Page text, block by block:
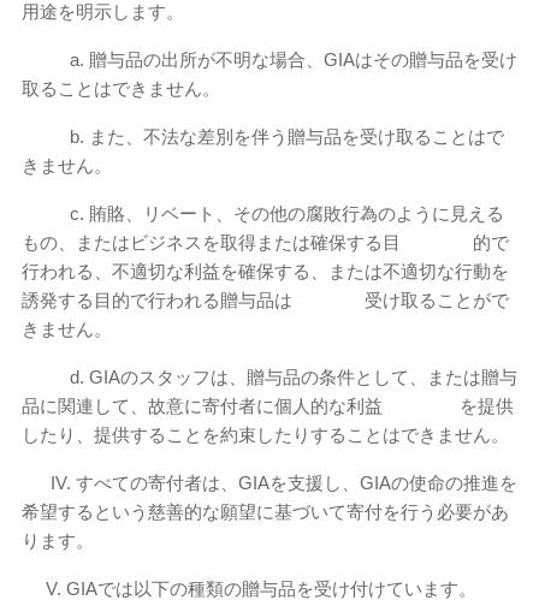
用途を明示します。
a. 贈与品の出所が不明な場合、GIAはその贈与品を受け
取ることはできません。
b. また、不法な差別を伴う贈与品を受け取ることはで
きません。
c. 賄賂、リベート、その他の腐敗行為のように見える
もの、またはビジネスを取得または確保する目 的で
行われる、不適切な利益を確保する、または不適切な行動を
誘発する目的で行われる贈与品は 受け取ることがで
きません。
d. GIAのスタッフは、贈与品の条件として、または贈与
品に関連して、故意に寄付者に個人的な利益 を提供
したり、提供することを約束したりすることはできません。
IV. すべての寄付者は、GIAを支援し、GIAの使命の推進を
希望するという慈善的な願望に基づいて寄付を行う必要があ
ります。
V. GIAでは以下の種類の贈与品を受け付けています。